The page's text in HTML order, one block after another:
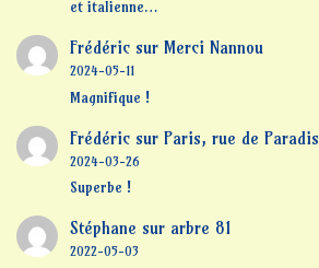
et italienne…
Frédéricsur Merci Nannou
2024-05-11
Magnifique !
Frédéricsur Paris, rue de Paradis
2024-03-26
Superbe !
Stéphane sur arbre 81
2022-05-03